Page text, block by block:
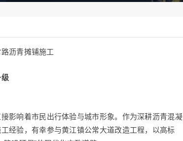
沥青摊铺施工
影响着市民出行体验与城市形象。作为深耕沥青混凝
经验，有幸参与黄江镇公常大道改造工程，以高标